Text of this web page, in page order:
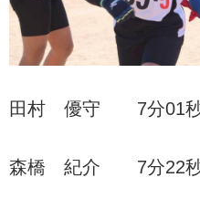
田村 優守 7分01
森橋 紀介 7分22